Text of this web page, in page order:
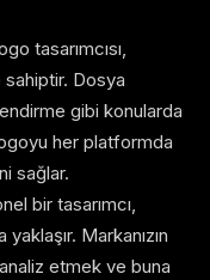
tasarımcısı,
sahiptir. Dosya
gibi konularda
her platformda
sağlar.
bir tasarımcı,
Markanızın
etmek ve buna